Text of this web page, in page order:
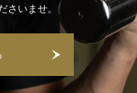
さいませ。